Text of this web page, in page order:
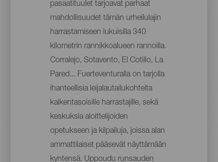
pasaatituulet tarjoavat parhaat
mahdollisuudet tämän urheilulajin
harrastamiseen lukuisilla 340
kilometrin rannikkoalueen rannoilla.
Corralejo, Sotavento, El Cotillo, La
Pared... Fuerteventuralla on tarjolla
ihanteellisia leijalautailukohteita
kaikentasoisille harrastajille, sekä
keskuksia aloittelijoiden
opetukseen ja kilpailuja, joissa alan
ammattilaiset pääsevät näyttämään
kyntensä. Uppoudu runsauden